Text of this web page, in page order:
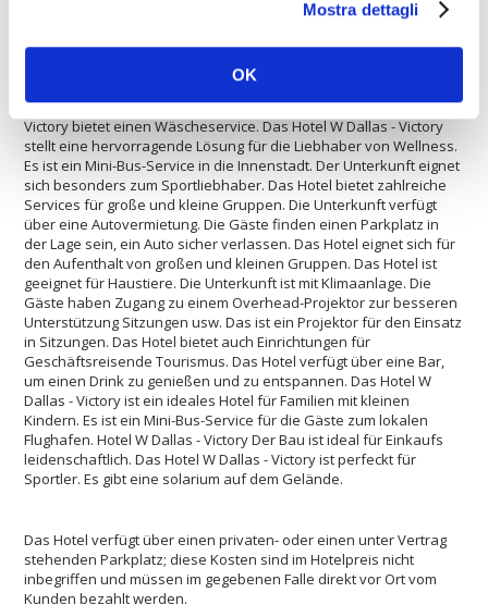
Mostra dettagli
OK
ist komplett mit einem Konferenzraum ausgestattet. Das Hotel hat
zum Shoppen. Bietet das Hotel Tennisplätze. Gäste können das
Restaurant im Hotel genießen. Diese Unterkunft bietet eine
schnelle Internet-Verbindung. Die Hotel W Dallas - Victory ist
geeignet für Sportler, die Fußball spielen. Die Hotel W Dallas -
Victory bietet einen Wäscheservice. Das Hotel W Dallas - Victory
stellt eine hervorragende Lösung für die Liebhaber von Wellness.
Es ist ein Mini-Bus-Service in die Innenstadt. Der Unterkunft eignet
sich besonders zum Sportliebhaber. Das Hotel bietet zahlreiche
Services für große und kleine Gruppen. Die Unterkunft verfügt
über eine Autovermietung. Die Gäste finden einen Parkplatz in
der Lage sein, ein Auto sicher verlassen. Das Hotel eignet sich für
den Aufenthalt von großen und kleinen Gruppen. Das Hotel ist
geeignet für Haustiere. Die Unterkunft ist mit Klimaanlage. Die
Gäste haben Zugang zu einem Overhead-Projektor zur besseren
Unterstützung Sitzungen usw. Das ist ein Projektor für den Einsatz
in Sitzungen. Das Hotel bietet auch Einrichtungen für
Geschäftsreisende Tourismus. Das Hotel verfügt über eine Bar,
um einen Drink zu genießen und zu entspannen. Das Hotel W
Dallas - Victory ist ein ideales Hotel für Familien mit kleinen
Kindern. Es ist ein Mini-Bus-Service für die Gäste zum lokalen
Flughafen. Hotel W Dallas - Victory Der Bau ist ideal für Einkaufs
leidenschaftlich. Das Hotel W Dallas - Victory ist perfeckt für
Sportler. Es gibt eine solarium auf dem Gelände.
Das Hotel verfügt über einen privaten- oder einen unter Vertrag
stehenden Parkplatz; diese Kosten sind im Hotelpreis nicht
inbegriffen und müssen im gegebenen Falle direkt vor Ort vom
Kunden bezahlt werden.